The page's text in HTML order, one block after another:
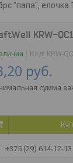
"папа", ёлочка
KRW-
Код: KRW-
руб.
сумма
+375 (29) 614-12-13